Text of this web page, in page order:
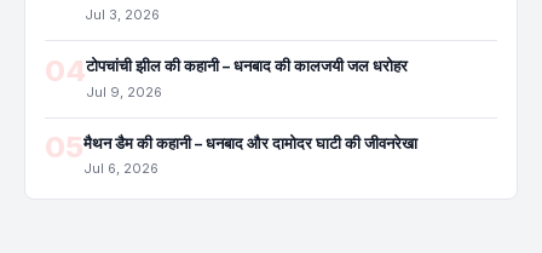
Jul 3, 2026
04टोपचांची झील की कहानी – धनबाद की कालजयी जल धरोहर
Jul 9, 2026
05मैथन डैम की कहानी – धनबाद और दामोदर घाटी की जीवनरेखा
Jul 6, 2026